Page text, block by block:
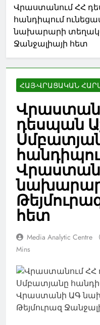
Վրաստանում ՀՀ
հանդիպում
նախարարի
Ջանջալիայի հետ
ՀԱՅ-ՎՐԱՑԱԿԱՆ
դեսպան
հետ
Media Analytic Centre
Mins